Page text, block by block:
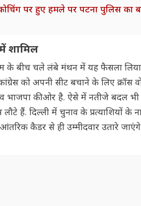
पर हुए हमले पर पटना पुलिस का
शामिल
के बीच चले लंबे मंथन में यह फैसला लिया
को अपनी सीट बचाने के लिए
भाजपा की ओर है. ऐसे में नतीजे बदल भी
लौटे हैं. दिल्ली में चुनाव के प्रत्याशियों
आंतरिक कैडर से ही उम्मीदवार उतारे